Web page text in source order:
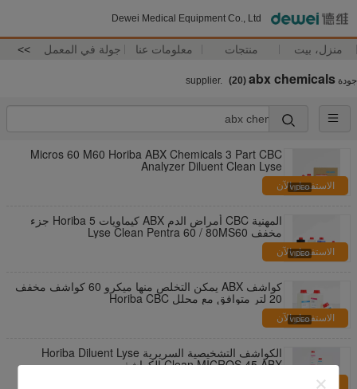
Dewei Medical Equipment Co., Ltd
منزل، بيت منتجات معلومات عنا جولة في المعمل >>
جودة abx chemicals
(20)
Micros 60 M60 Horiba ABX Chemicals 3 Part CBC
Analyzer Diluent Clean Lyse
الاستفسار الآن
المهنية CBC أمراض الدم ABX كيماويات Horiba 5 جزء
مخفف Lyse Clean Pentra 60 / 80MS60
الاستفسار الآن
كواشف ABX يمكن التخلص منها ميكرو 60 كواشف مخفف
20 لتر متوافق مع محلل Horiba CBC
الاستفسار الآن
الكواشف التشخيصية السريرية Horiba Diluent Lyse
Clean MICROS 45 ABX الكواشف
الاستفسار الآن